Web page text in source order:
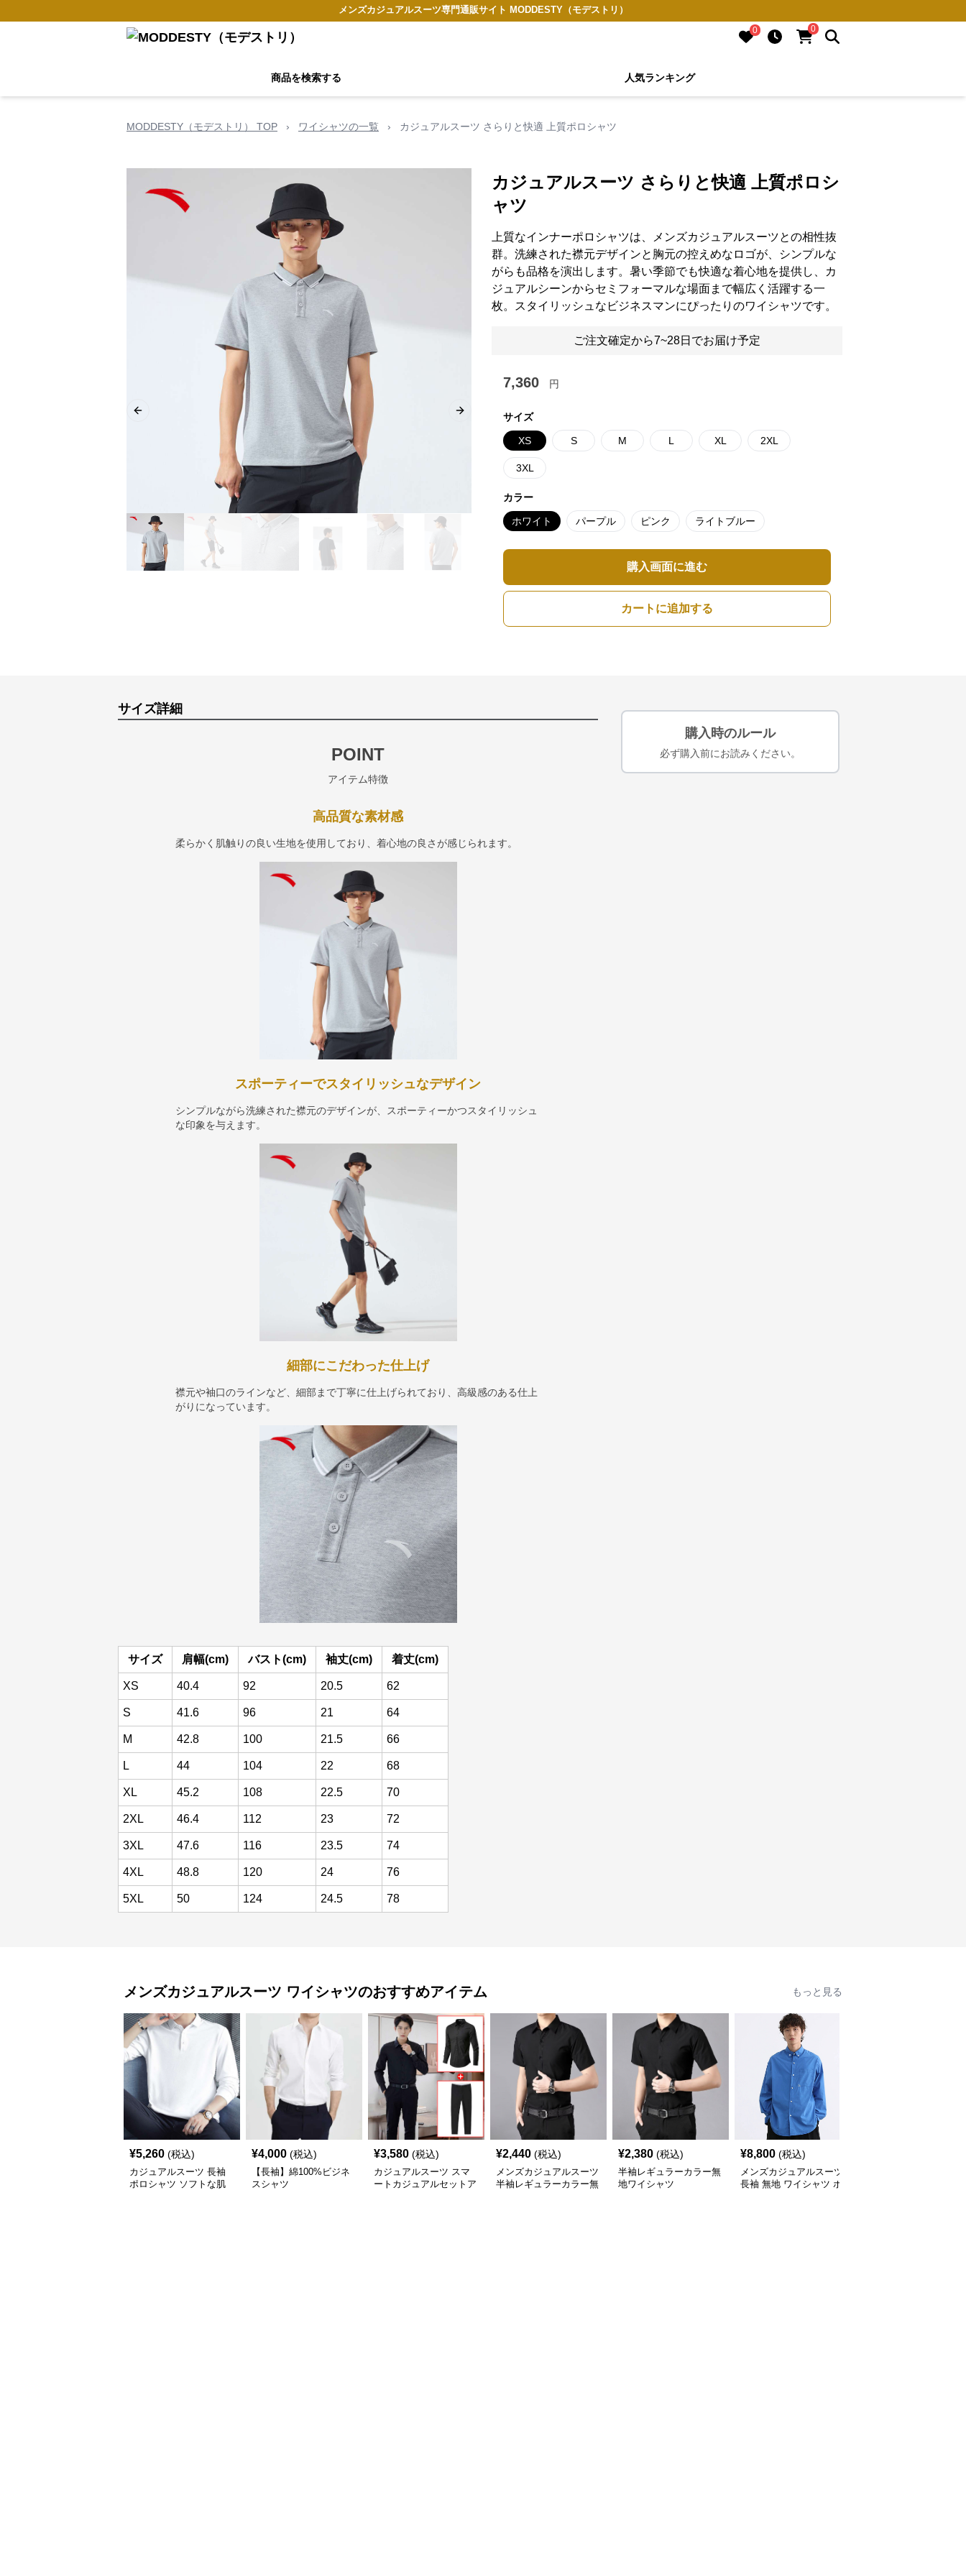
メンズカジュアルスーツ専門通販サイト MODDESTY（モデストリ）
0 0
商品を検索する 人気ランキング
MODDESTY（モデストリ） TOP › ワイシャツの一覧 › カジュアルスーツ さらりと快適 上質ポロシャツ
Previous slide Next slide
カジュアルスーツ さらりと快適 上質ポロシ
ャツ
上質なインナーポロシャツは、メンズカジュアルスーツとの相性抜
群。洗練された襟元デザインと胸元の控えめなロゴが、シンプルな
がらも品格を演出します。暑い季節でも快適な着心地を提供し、カ
ジュアルシーンからセミフォーマルな場面まで幅広く活躍する一
枚。スタイリッシュなビジネスマンにぴったりのワイシャツです。
ご注文確定から7~28日でお届け予定
7,360 円
サイズ
XS S M L XL 2XL
3XL
カラー
ホワイト パープル ピンク ライトブルー
購入画面に進む
カートに追加する
サイズ詳細
POINT
アイテム特徴
高品質な素材感
柔らかく肌触りの良い生地を使用しており、着心地の良さが感じられます。
スポーティーでスタイリッシュなデザイン
シンプルながら洗練された襟元のデザインが、スポーティーかつスタイリッシュ
な印象を与えます。
細部にこだわった仕上げ
襟元や袖口のラインなど、細部まで丁寧に仕上げられており、高級感のある仕上
がりになっています。
サイズ 肩幅(cm) バスト(cm) 袖丈(cm) 着丈(cm)
XS 40.4 92 20.5 62
S 41.6 96 21 64
M 42.8 100 21.5 66
L 44 104 22 68
XL 45.2 108 22.5 70
2XL 46.4 112 23 72
3XL 47.6 116 23.5 74
4XL 48.8 120 24 76
5XL 50 124 24.5 78
購入時のルール
必ず購入前にお読みください。
メンズカジュアルスーツ ワイシャツのおすすめアイテム もっと見る
¥5,260 (税込)
カジュアルスーツ 長袖
ポロシャツ ソフトな肌
¥4,000 (税込)
【長袖】綿100%ビジネ
スシャツ
¥3,580 (税込)
カジュアルスーツ スマ
ートカジュアルセットア
¥2,440 (税込)
メンズカジュアルスーツ
半袖レギュラーカラー無
¥2,380 (税込)
半袖レギュラーカラー無
地ワイシャツ
¥8,800 (税込)
メンズカジュアルスーツ
長袖 無地 ワイシャツ ボ